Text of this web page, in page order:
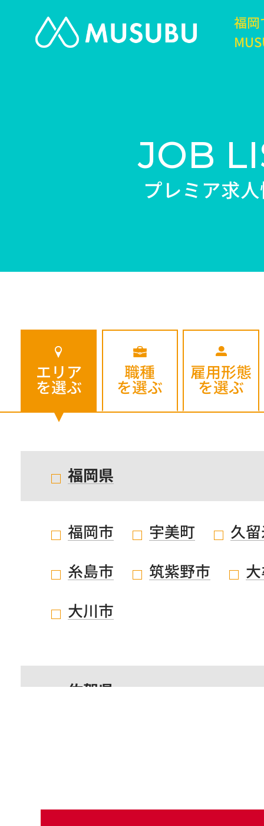
福岡
JOB
プレミア求
エリア
を選ぶ
職種
を選ぶ
雇用形態
を選ぶ
福岡県
福岡市 宇美町
久
糸島市
筑紫野市
大川市
佐賀県